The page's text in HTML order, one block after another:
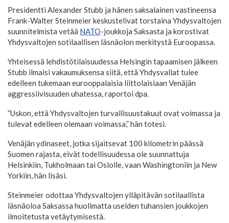
Presidentti Alexander Stubb ja hänen saksalainen vastineensa
Frank-Walter Steinmeier keskustelivat torstaina Yhdysvaltojen
suunnitelmista vetää NATO-joukkoja Saksasta ja korostivat
Yhdysvaltojen sotilaallisen läsnäolon merkitystä Euroopassa.
Yhteisessä lehdistötilaisuudessa Helsingin tapaamisen jälkeen
Stubb ilmaisi vakaumuksensa siitä, että Yhdysvallat tulee
edelleen tukemaan eurooppalaisia liittolaisiaan Venäjän
aggressiivisuuden uhatessa, raportoi dpa.
”Uskon, että Yhdysvaltojen turvallisuustakuut ovat voimassa ja
tulevat edelleen olemaan voimassa,” hän totesi.
Venäjän ydinaseet, jotka sijaitsevat 100 kilometrin päässä
Suomen rajasta, eivät todellisuudessa ole suunnattuja
Helsinkiin, Tukholmaan tai Oslolle, vaan Washingtoniin ja New
Yorkiin, hän lisäsi.
Steinmeier odottaa Yhdysvaltojen ylläpitävän sotilaallista
läsnäoloa Saksassa huolimatta useiden tuhansien joukkojen
ilmoitetusta vetäytymisestä.